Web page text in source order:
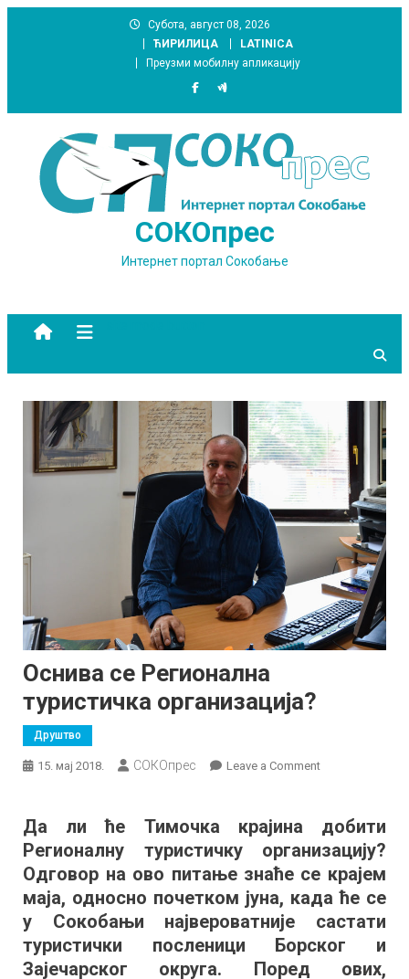
Субота, август 08, 2026
ЋИРИЛИЦА
LATINICA
Преузми мобилну апликацију
СОКОпрес
Интернет портал Сокобање
Оснива се Регионална
туристичка организација?
Друштво
15. мај 2018. СОКОпрес Leave a Commenton
Регионална
туристичка
организација?
Да ли ће Тимочка крајина добити
Регионалну туристичку организацију?
Одговор на ово питање знаће се крајем
маја, односно почетком јуна, када ће се
у Сокобањи највероватније састати
туристички посленици Борског и
Зајечарског округа. Поред ових,